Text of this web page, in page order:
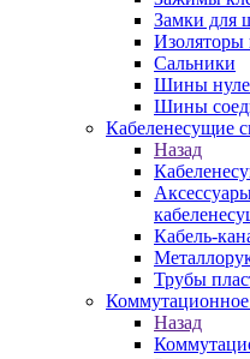
Замки для
Сальники
Шины
Шины
Кабеленесущие
Назад
Кабель-
Трубы
Назад